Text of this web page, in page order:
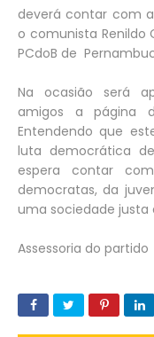
deverá contar com
o comunista Renildo
PCdoB de
Na ocasião será
amigos a página
Entendendo que
luta democrática
espera contar
democratas, da
uma sociedade justa
Assessoria do partido